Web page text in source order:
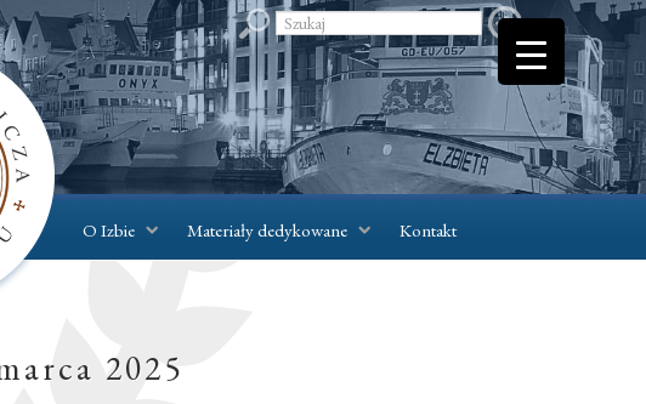
O Izbie Materiały dedykowane Kontakt
2025